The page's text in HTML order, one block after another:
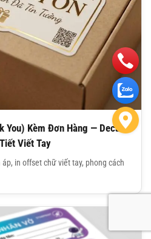
You) Kèm Đơn Hàng — Decal
Viết Tay
in offset chữ viết tay, phong cách